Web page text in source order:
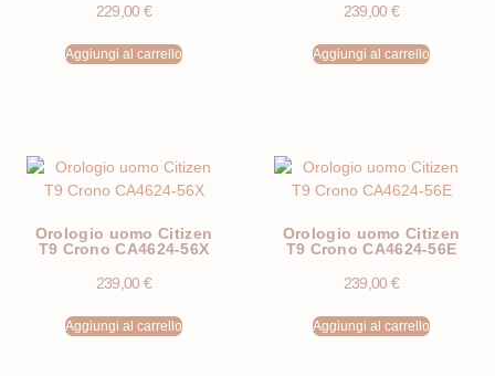
229,00 €
Aggiungi al carrello
239,00 €
Aggiungi al carrello
Orologio uomo Citizen
T9 Crono CA4624-56X
239,00 €
Aggiungi al carrello
Orologio uomo Citizen
T9 Crono CA4624-56E
239,00 €
Aggiungi al carrello